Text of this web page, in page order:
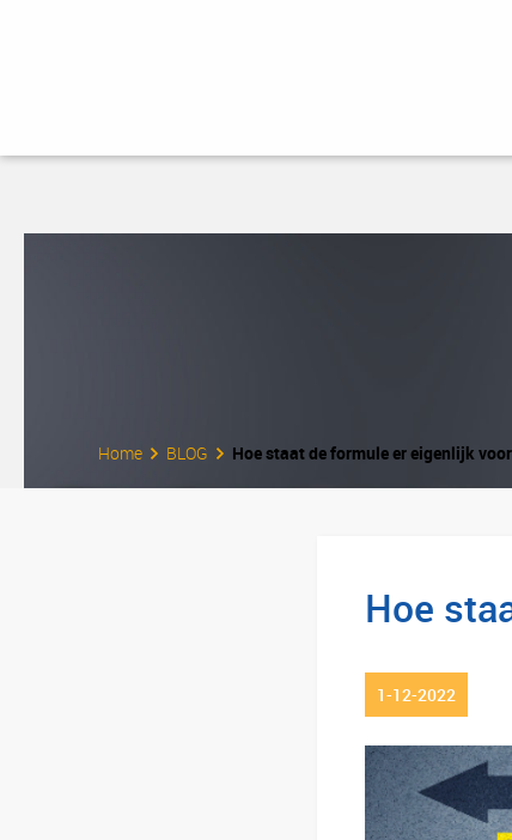
Home BLOG Hoe staat de formule er eigenlijk
Hoe
1-12-2022